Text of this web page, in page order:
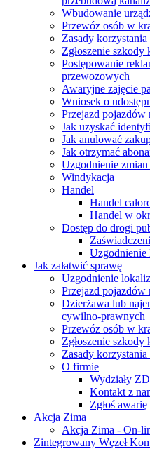
Wbudowanie
Przewóz osób w
Zasady
Zgłoszenie
Postępowanie
przewozowych
Awaryjne zajęcie
Wniosek o
Przejazd
Jak uzyskać
Jak anulować
Jak otrzymać
Uzgodnienie
Windykacja
Handel
Handel
Handel w
Dostęp do drogi
Uzgodnienie
Jak załatwić sprawę
Uzgodnienie
Przejazd
Dzierżawa lub
cywilno-prawnych
Przewóz osób w
Zgłoszenie
Zasady
O firmie
Wydziały
Kontakt z
Zgłoś awarię
Akcja Zima
Akcja Zima - On-
Zintegrowany Węzeł